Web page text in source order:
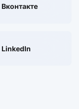
Вконтакте
LinkedIn